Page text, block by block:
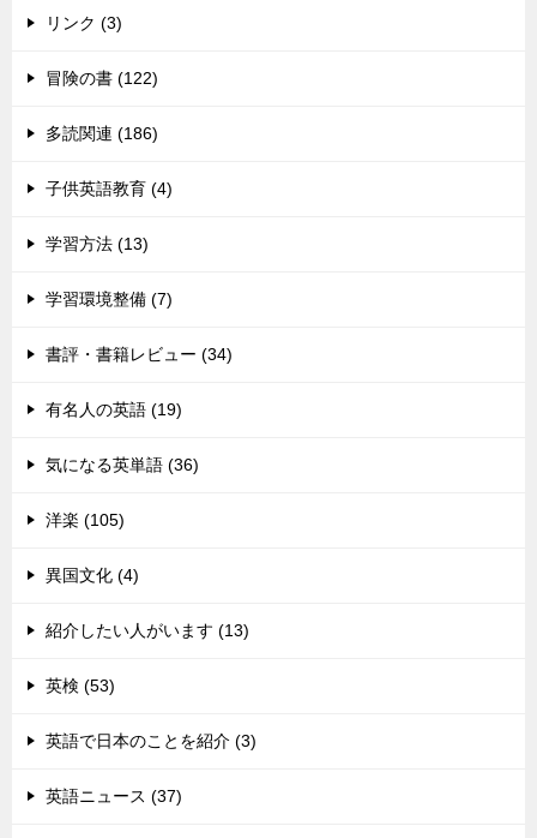
リンク (3)
冒険の書 (122)
多読関連 (186)
子供英語教育 (4)
学習方法 (13)
学習環境整備 (7)
書評・書籍レビュー (34)
有名人の英語 (19)
気になる英単語 (36)
洋楽 (105)
異国文化 (4)
紹介したい人がいます (13)
英検 (53)
英語で日本のことを紹介 (3)
英語ニュース (37)